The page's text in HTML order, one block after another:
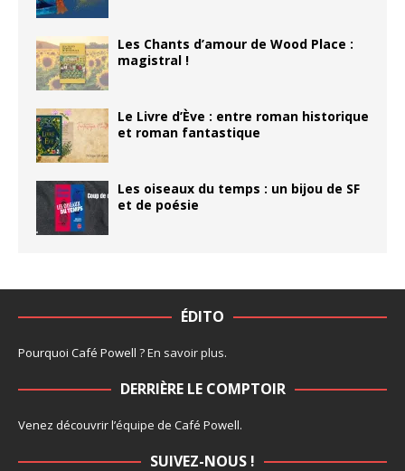
Les Chants d’amour de Wood Place :
magistral !
Le Livre d’Ève : entre roman historique
et roman fantastique
Les oiseaux du temps : un bijou de SF
et de poésie
ÉDITO
Pourquoi Café Powell ?En savoir plus.
DERRIÈRE LE COMPTOIR
Venez découvrir l’équipe de Café Powell.
SUIVEZ-NOUS !